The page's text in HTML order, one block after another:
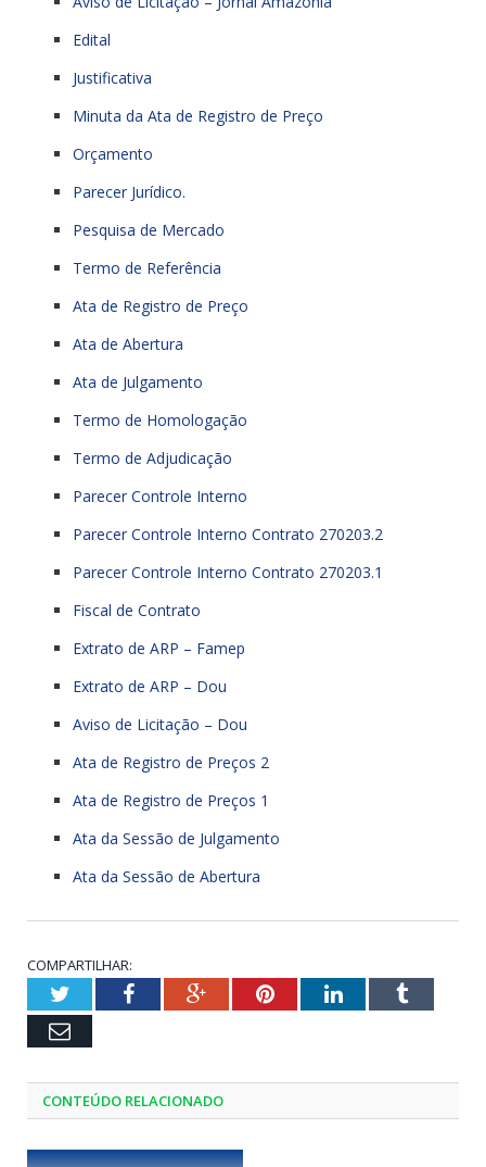
Edital
Justificativa
Minuta da Ata de Registro de Preço
Orçamento
Parecer Jurídico.
Pesquisa de Mercado
Termo de Referência
Ata de Registro de Preço
Ata de Abertura
Ata de Julgamento
Termo de Homologação
Termo de Adjudicação
Parecer Controle Interno
Parecer Controle Interno Contrato 270203.2
Parecer Controle Interno Contrato 270203.1
Fiscal de Contrato
Extrato de ARP – Famep
Extrato de ARP – Dou
Aviso de Licitação – Dou
Ata de Registro de Preços 2
Ata de Registro de Preços 1
Ata da Sessão de Julgamento
Ata da Sessão de Abertura
COMPARTILHAR:
TwitterFacebookGoogle+PinterestLinkedInTumblr
Email
CONTEÚDO RELACIONADO